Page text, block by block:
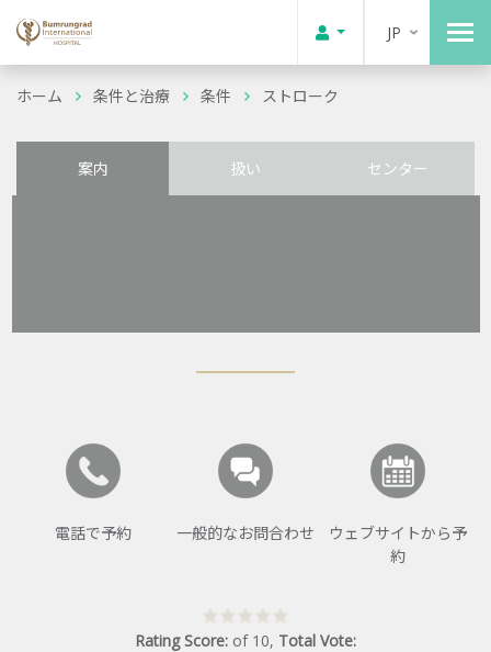
JP
ホーム 条件と治療 条件 ストローク
案内 扱い センター
電話で予約 一般的なお問合わせ
ウェブサイトから予
約
Rating Score: of 10, Total Vote: